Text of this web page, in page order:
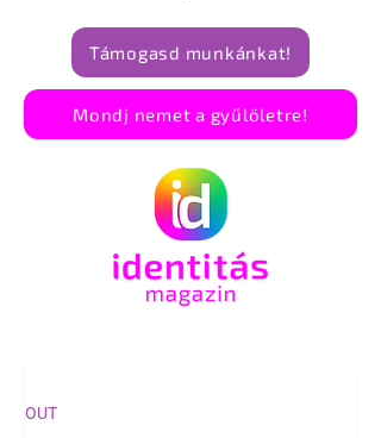
Támogasd munkánkat!
Mondj nemet a gyűlöletre!
OUT